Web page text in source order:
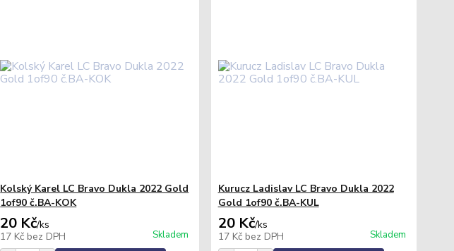
Kolský Karel LC Bravo Dukla 2022 Gold
1of90 č.BA-KOK
20 Kč/ks
17 Kč bez DPH Skladem
Kurucz Ladislav LC Bravo Dukla 2022
Gold 1of90 č.BA-KUL
20 Kč/ks
17 Kč bez DPH Skladem